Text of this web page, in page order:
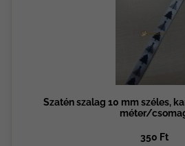
Szatén szalag 10 mm széles,
méter/
350 Ft